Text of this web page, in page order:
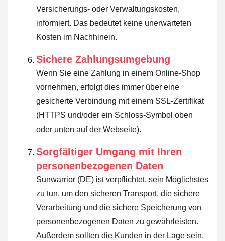
Versicherungs- oder Verwaltungskosten,
informiert. Das bedeutet keine unerwarteten
Kosten im Nachhinein.
Sichere Zahlungsumgebung
Wenn Sie eine Zahlung in einem Online-Shop
vornehmen, erfolgt dies immer über eine
gesicherte Verbindung mit einem SSL-Zertifikat
(HTTPS und/oder ein Schloss-Symbol oben
oder unten auf der Webseite).
Sorgfältiger Umgang mit Ihren
personenbezogenen Daten
Sunwarrior (DE) ist verpflichtet, sein Möglichstes
zu tun, um den sicheren Transport, die sichere
Verarbeitung und die sichere Speicherung von
personenbezogenen Daten zu gewährleisten.
Außerdem sollten die Kunden in der Lage sein,